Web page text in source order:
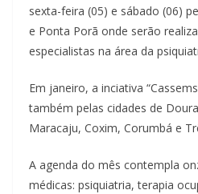
sexta-feira (05) e sábado (06)
e Ponta Porã onde serão
especialistas na área da
Em janeiro, a inciativa
também pelas cidades de
Maracaju, Coxim, Corumbá e
A agenda do mês contempla
médicas: psiquiatria, terapia